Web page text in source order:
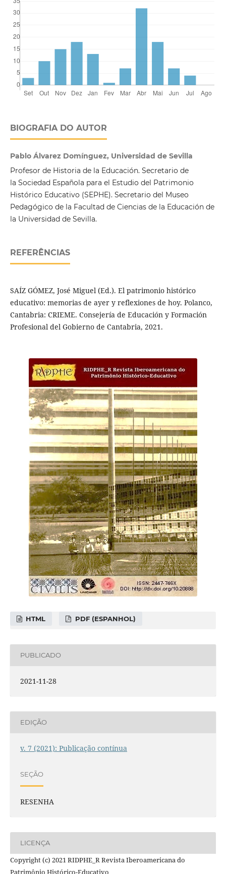
BIOGRAFIA DO AUTOR
Pablo Álvarez Domínguez, Universidad de Sevilla
Profesor de Historia de la Educación. Secretario de
la Sociedad Española para el Estudio del Patrimonio
Histórico Educativo (SEPHE). Secretario del Museo
Pedagógico de la Facultad de Ciencias de la Educación de
la Universidad de Sevilla.
REFERÊNCIAS
SAÍZ GÓMEZ, José Miguel (Ed.). El patrimonio histórico
educativo: memorias de ayer y reflexiones de hoy. Polanco,
Cantabria: CRIEME. Consejería de Educación y Formación
Profesional del Gobierno de Cantabria, 2021.
HTML PDF (ESPANHOL)
PUBLICADO
2021-11-28
EDIÇÃO
v. 7 (2021): Publicação contínua
SEÇÃO
RESENHA
LICENÇA
Copyright (c) 2021 RIDPHE_R Revista Iberoamericana do
Patrimônio Histórico-Educativo